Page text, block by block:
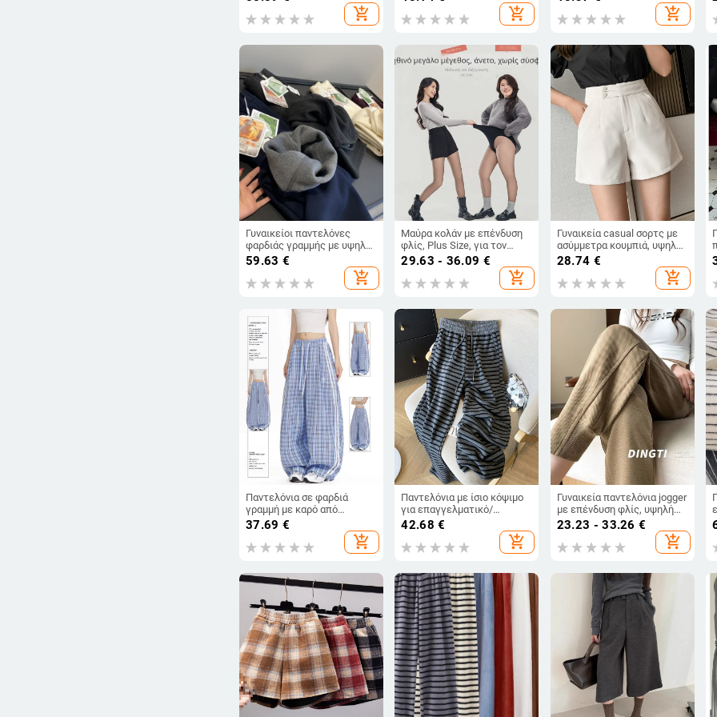
add_shopping_cart add_shopping_cart
μήκος τριών τεταρτών,
μέση με ελαστικό ζωνάκι,
μονόχρωμοι, χωρίς ανάγκη
add_shopping_cart
Γυναικείοι παντελόνες
φαρδιάς γραμμής με υψηλή
μέση, μίξη πολυεστέρα-
βισκόζη, παχυνμένη ύφανση,
για τον χειμώνα, casual
59.63 €
add_shopping_cart
Μαύρα κολάν με επένδυση
φλίς, Plus Size, για τον
χειμώνα, εφέ δέρματος
29.63 - 36.09 €
add_shopping_cart
Γυναικεία casual σορτς με
ασύμμετρα κουμπιά, υψηλής
μέσης, φαρδιά γραμμή,
ελαστάν, μικρο-
28.74 €
add_shopping_cart
Παντελόνια σε φαρδιά
γραμμή με καρό από
πολυεστέρα — μεσαίας
μέσης, μακρύ παντελόνι,
καθημερινό στυλ
37.69 €
add_shopping_cart
Παντελόνια με ίσιο κόψιμο
για επαγγελματικό/
καθημερινό ντύσιμο, υψηλή
βαμβακιού-πολυεστέρα,
42.68 €
add_shopping_cart
Γυναικεία παντελόνια jogger
με επένδυση φλίς, υψηλή
μέση, χαλαρή γραμμή και
μανσέτες, χάρεμ στυλ,
casual, 2026 συλλογή
23.23 - 33.26 €
add_shopping_cart